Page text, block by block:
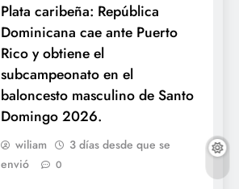
Plata caribeña: República
Dominicana cae ante Puerto
Rico y obtiene el
subcampeonato en el
baloncesto masculino de Santo
Domingo 2026.
wiliam
3 días desde que se
envió
0